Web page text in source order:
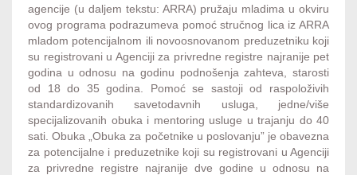
agencije (u daljem tekstu: ARRA) pružaju mladima u okviru
ovog programa podrazumeva pomoć stručnog lica iz ARRA
mladom potencijalnom ili novoosnovanom preduzetniku koji
su registrovani u Agenciji za privredne registre najranije pet
godina u odnosu na godinu podnošenja zahteva, starosti
od 18 do 35 godina. Pomoć se sastoji od raspoloživih
standardizovanih savetodavnih usluga, jedne/više
specijalizovanih obuka i mentoring usluge u trajanju do 40
sati. Obuka „Obuka za početnike u poslovanju” je obavezna
za potencijalne i preduzetnike koji su registrovani u Agenciji
za privredne registre najranije dve godine u odnosu na